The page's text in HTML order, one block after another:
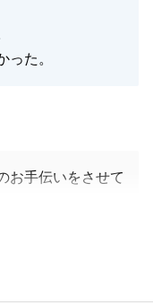
った。
お手伝いをさせて
でも鮮明に思い出